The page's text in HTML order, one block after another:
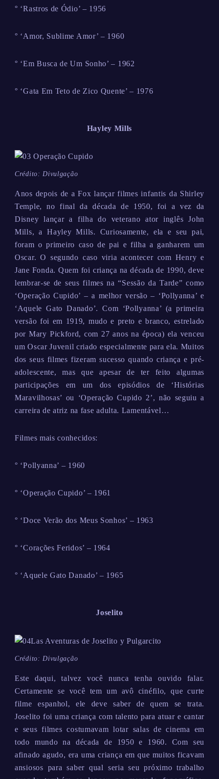
° ‘Rastros de Ódio’ – 1956
° ‘Amor, Sublime Amor’ – 1960
° ‘Em Busca de Um Sonho’ – 1962
° ‘Gata Em Teto de Zico Quente’ – 1976
Hayley Mills
Crédito: Divulgação
Anos depois de a Fox lançar filmes infantis da Shirley
Temple, no final da década de 1950, foi a vez da
Disney lançar a filha do veterano ator inglês John
Mills, a Hayley Mills. Curiosamente, ela e seu pai,
foram o primeiro caso de pai e filha a ganharem um
Oscar. O segundo caso viria acontecer com Henry e
Jane Fonda. Quem foi criança na década de 1990, deve
lembrar-se de seus filmes na “Sessão da Tarde” como
‘Operação Cupido’ – a melhor versão – ‘Pollyanna’ e
‘Aquele Gato Danado’. Com ‘Pollyanna’ (a primeira
versão foi em 1919, mudo e preto e branco, estrelado
por Mary Pickford, com 27 anos na época) ela venceu
um Oscar Juvenil criado especialmente para ela. Muitos
dos seus filmes fizeram sucesso quando criança e pré-
adolescente, mas que apesar de ter feito algumas
participações em um dos episódios de ‘Histórias
Maravilhosas’ ou ‘Operação Cupido 2’, não seguiu a
carreira de atriz na fase adulta. Lamentável…
Filmes mais conhecidos:
° ‘Pollyanna’ – 1960
° ‘Operação Cupido’ – 1961
° ‘Doce Verão dos Meus Sonhos’ – 1963
° ‘Corações Feridos’ – 1964
° ‘Aquele Gato Danado’ – 1965
Joselito
Crédito: Divulgação
Este daqui, talvez você nunca tenha ouvido falar.
Certamente se você tem um avô cinéfilo, que curte
filme espanhol, ele deve saber de quem se trata.
Joselito foi uma criança com talento para atuar e cantar
e seus filmes costumavam lotar salas de cinema em
todo mundo na década de 1950 e 1960. Com seu
afinado agudo, era uma criança em que muitos ficavam
ansiosos para saber qual seria seu próximo trabalho